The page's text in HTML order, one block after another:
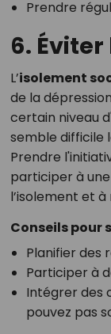
Prendre
6.
L’isolement
de la
certain niveau
semble difficile
Prendre
participer à
l’isolement et
Conseils pour
Planifier des
Participer à
Intégrer des
pouvez pas